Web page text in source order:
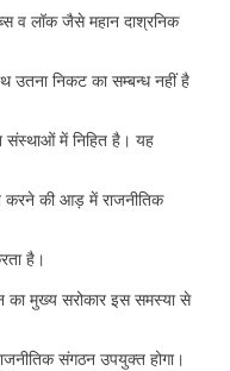
व लॉक जैसे महान दाश्रनिक
उतना निकट का सम्बन्ध नहीं है
संस्थाओं में निहित है। यह
करने की आड़ में राजनीतिक
है।
का मुख्य सरोकार इस समस्या से
संगठन उपयुक्त होगा।